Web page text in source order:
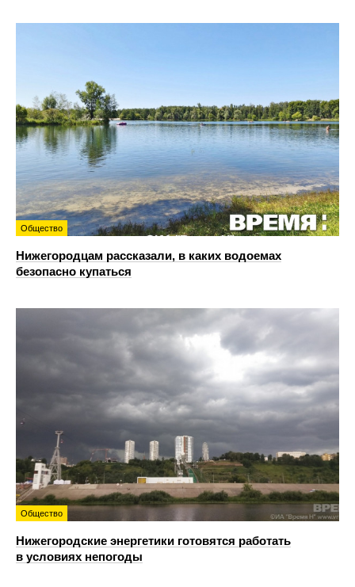
Общество
Нижегородцам рассказали, в каких водоемах
безопасно купаться
Общество
Нижегородские энергетики готовятся работать
в условиях непогоды